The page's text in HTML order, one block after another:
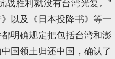
战胜利就没有台湾光复。”
以及《日本投降书》等一
明确规定把包括台湾和澎
国领土归还中国，确认了